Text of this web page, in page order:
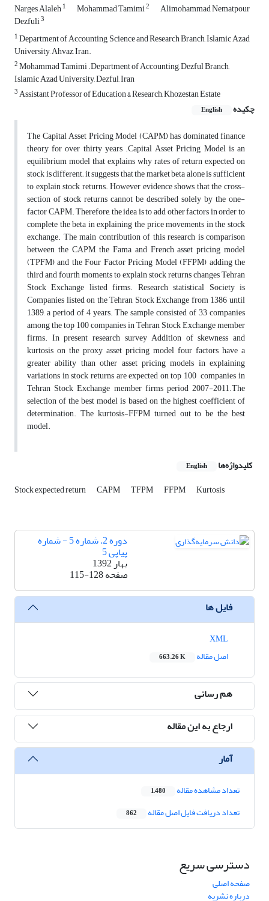
Narges Alaleh1 Mohammad Tamimi2 Alimohammad Nematpour
Dezfuli3
1Department of Accounting, Science and Research Branch, Islamic Azad
University, Ahvaz, Iran.
2Mohammad Tamimi .Department of Accounting, Dezful Branch,
Islamic Azad University, Dezful, Iran
3Assistant Professor of Education & Research, Khozestan Estate
چکیده
English
The Capital Asset Pricing Model (CAPM) has dominated finance
theory for over thirty years .Capital Asset Pricing Model is an
equilibrium model that explains why rates of return expected on
stock is different; it suggests that the market beta alone is sufficient
to explain stock returns. However evidence shows that the cross-
section of stock returns cannot be described solely by the one-
factor CAPM. Therefore, the idea is to add other factors in order to
complete the beta in explaining the price movements in the stock
exchange. The main contribution of this research is comparison
between the CAPM, the Fama and French asset pricing model
(TPFM) and the Four Factor Pricing Model (FFPM) adding the
third and fourth moments to explain stock returns changes Tehran
Stock Exchange listed firms. Research statistical Society is
Companies listed on the Tehran Stock Exchange from 1386 until
1389, a period of 4 years. The sample consisted of 33 companies
among the top 100 companies in Tehran Stock Exchange member
firms. In present research survey Addition of skewness and
kurtosis on the proxy asset pricing model four factors have a
greater ability than other asset pricing models in explaining
variations in stock returns are expected on top 100 companies in
Tehran Stock Exchange member firms period 2007-2011.The
selection of the best model is based on the highest coefficient of
determination. The kurtosis-FFPM turned out to be the best
model.
کلیدواژه‌ها English
Stock expected return CAPM TFPM FFPM Kurtosis
دوره 2، شماره 5 - شماره
پیاپی 5
بهار 1392
صفحه115-128
فایل ها
اصل مقاله
663.26 K
هم رسانی
ارجاع به این مقاله
آمار
تعداد مشاهده مقاله 1,480
تعداد دریافت فایل اصل مقاله 862
دسترسی سریع
صفحه اصلی
درباره نشریه